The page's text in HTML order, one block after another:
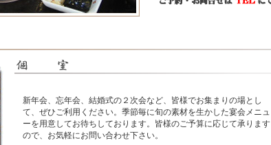
新年会、忘年会、結婚式の２次会など、皆様でお集まりの場とし
て、ぜひご利用ください。季節毎に旬の素材を生かした宴会メニュ
ーを用意してお待ちしております。皆様のご予算に応じて承ります
ので、お気軽にお問い合わせ下さい。